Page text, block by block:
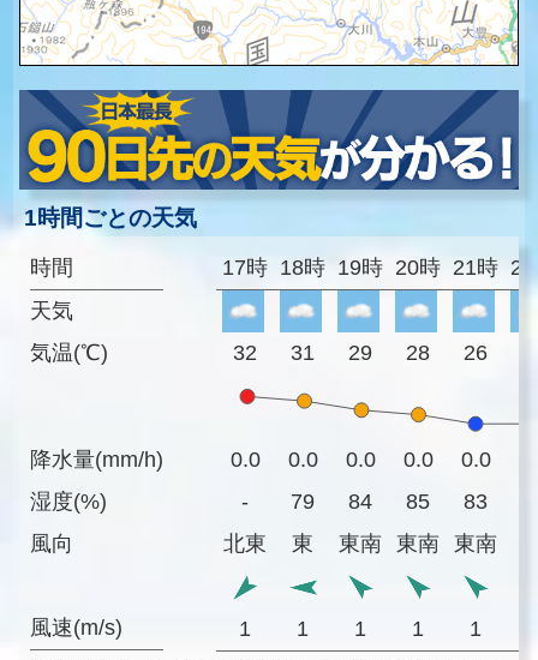
1時間ごとの天気
時間
天気
気温(℃)
降水量(mm/h)
湿度(%)
風向
風速(m/s)
17時 18時 19時 20時 21時
32 31 29 28 26
0.0 0.0 0.0 0.0 0.0
-
79 84 85 83
北東
東 東南 東南 東南
1 1 1 1 1